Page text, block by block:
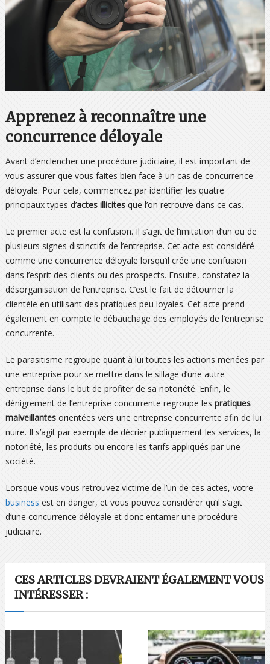
Apprenez à reconnaître une
concurrence déloyale
Avant d’enclencher une procédure judiciaire, il est important de
vous assurer que vous faites bien face à un cas de concurrence
déloyale. Pour cela, commencez par identifier les quatre
principaux types d’actes illicitesque l’on retrouve dans ce cas.
Le premier acte est la confusion. Il s’agit de l’imitation d’un ou de
plusieurs signes distinctifs de l’entreprise. Cet acte est considéré
comme une concurrence déloyale lorsqu’il crée une confusion
dans l’esprit des clients ou des prospects. Ensuite, constatez la
désorganisation de l’entreprise. C’est le fait de détourner la
clientèle en utilisant des pratiques peu loyales. Cet acte prend
également en compte le débauchage des employés de l’entreprise
concurrente.
Le parasitisme regroupe quant à lui toutes les actions menées par
une entreprise pour se mettre dans le sillage d’une autre
entreprise dans le but de profiter de sa notoriété. Enfin, le
dénigrement de l’entreprise concurrente regroupe les pratiques
malveillantesorientées vers une entreprise concurrente afin de lui
nuire. Il s’agit par exemple de décrier publiquement les services, la
notoriété, les produits ou encore les tarifs appliqués par une
société.
Lorsque vous vous retrouvez victime de l’un de ces actes, votre
business est en danger, et vous pouvez considérer qu’il s’agit
d’une concurrence déloyale et donc entamer une procédure
judiciaire.
CES ARTICLES DEVRAIENT ÉGALEMENT VOUS
INTÉRESSER :